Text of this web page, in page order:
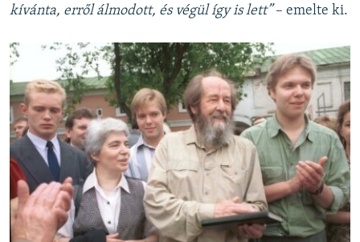
kívánta, erről álmodott, és végül így is lett”– emelte ki.